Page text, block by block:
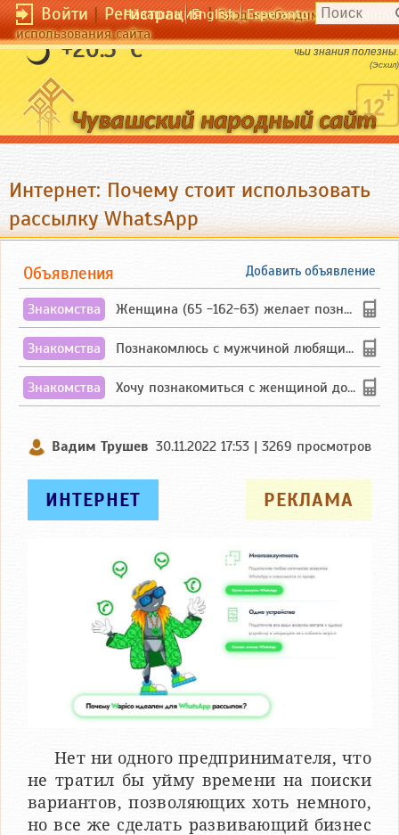
Войти|Регистрация|Вход необходим для
использования сайта
Чӑвашла English Esperanto
+20.3 °C
Мудр не тот, кто знает много, а тот,
чьи знания полезны.
(Эсхил)
Интернет: Почему стоит использовать
рассылку WhatsApp
Добавить объявление
Объявления
Знакомства Женщина (65 -162-63) желает познакомиться с одиноким, добродушным, без вредных ...
Знакомства Познакомлюсь с мужчиной любящим танцевать и петь на родном чувашском языке
Знакомства Хочу познакомиться с женщиной до 55 лет чувашской или русской национальности дл...
Вадим Трушев 30.11.2022 17:53 | 3269 просмотров
РЕКЛАМА
ИНТЕРНЕТ
Нет ни одного предпринимателя, что
не тратил бы уйму времени на поиски
вариантов, позволяющих хоть немного,
но все же сделать развивающий бизнес